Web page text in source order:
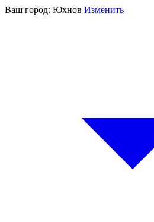
Ваш город: Юхнов Изменить